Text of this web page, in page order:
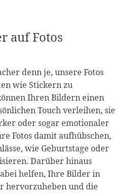
auf Fotos
denn je, unsere Fotos
wie Stickern zu
Ihren Bildern einen
Touch verleihen, sie
oder sogar emotionaler
Fotos damit aufhübschen,
wie Geburtstage oder
Darüber hinaus
helfen, Ihre Bilder in
hervorzuheben und die